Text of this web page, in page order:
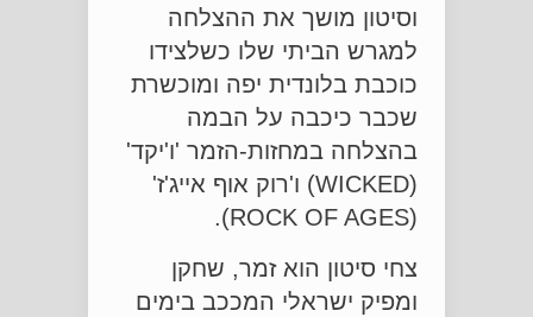
וסיטון מושך את ההצלחה
למגרש הביתי שלו כשלצידו
כוכבת בלונדית יפה ומוכשרת
שכבר כיכבה על הבמה
בהצלחה במחזות-הזמר 'ו'יקד'
(WICKED) ו'רוק אוף אייג'ז'
(ROCK OF AGES).
צחי סיטון הוא זמר, שחקן
ומפיק ישראלי המככב בימים